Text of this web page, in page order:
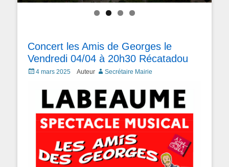
Concert les Amis de Georges le
Vendredi 04/04 à 20h30 Récatadou
Posted
4 mars 2025 Auteur Secrétaire Mairie